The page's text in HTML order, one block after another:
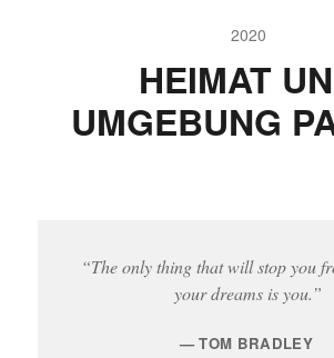
2020
HEIMAT
UMGEBUNG
“The only thing that will stop you
your dreams is you.”
TOM BRADLEY